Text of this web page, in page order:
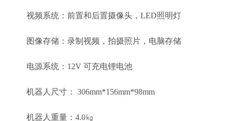
视频系统：前置和后置摄像头，LED照明灯
图像存储：录制视频，拍摄照片，电脑存储
电源系统：12V 可充电锂电池
机器人尺寸： 306mm*156mm*98mm
机器人重量：4.0㎏